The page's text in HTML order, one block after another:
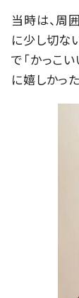
当時は、周
に少し切な
で「かっこ
に嬉しかっ